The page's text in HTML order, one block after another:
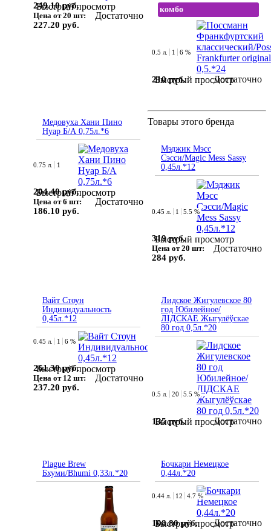
Быстрый просмотр
249.10 руб.
Цена от 20 шт:
227.20 руб.
Достаточно
комбо
Быстрый просмотр
0.5 л. 1 6 %
210 руб. Достаточно
Медовуха Хани Пино
Нуар Б/А 0,75л.*6
Быстрый просмотр
0.75 л. 1
204.40 руб.
Цена от 6 шт:
186.10 руб.
Достаточно
Товары этого бренда
Мэджик Мэсс
Сэсси/Magic Mess Sassy
0,45л.*12
Быстрый просмотр
0.45 л. 1 5.5 %
319 руб.
Цена от 20 шт:
284 руб.
Достаточно
Вайт Стоун
Индивидуальность
0,45л.*12
Быстрый просмотр
0.45 л. 1 6 %
261.30 руб.
Цена от 12 шт:
237.20 руб.
Достаточно
Лидское Жигулевское 80
год Юбилейное/
ЛІДСКАЕ Жыгулёўскае
80 год 0,5л.*20
Быстрый просмотр
0.5 л. 20 5.5 %
135 руб. Достаточно
Plague Brew
Бхуми/Bhumi 0,33л.*20
Бочкари Немецкое
0,44л.*20
Быстрый просмотр
0.44 л. 12 4.7 %
108.80 руб. Достаточно